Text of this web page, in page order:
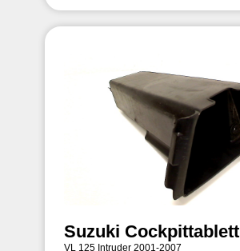
Suzuki Cockpittablett
VL 125 Intruder 2001-2007